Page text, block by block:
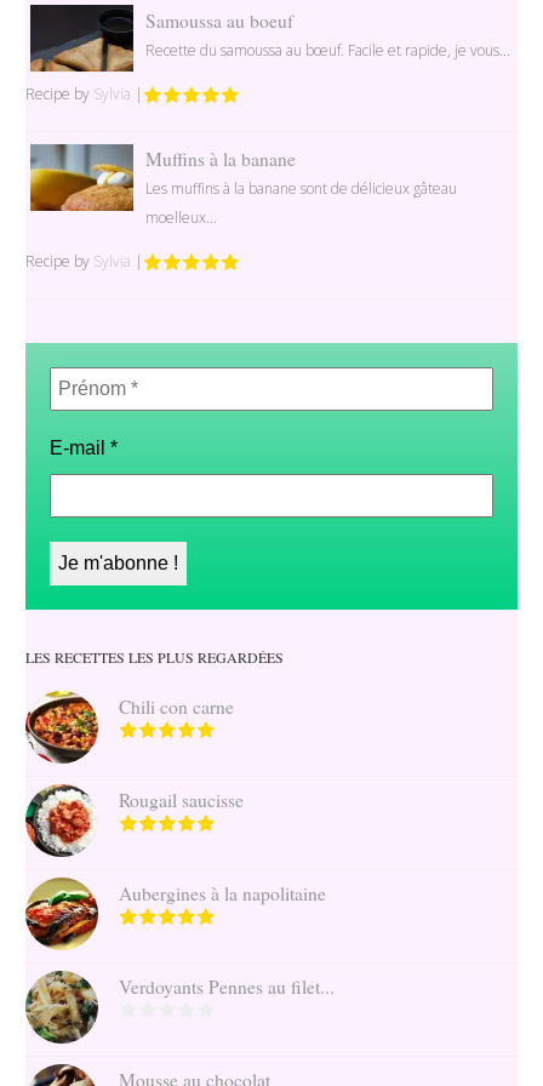
Samoussa au boeuf
Recette du samoussa au bœuf. Facile et rapide, je vous...
Recipe by Sylvia |
Muffins à la banane
Les muffins à la banane sont de délicieux gâteau
moelleux...
Recipe by Sylvia |
E-mail*
LES RECETTES LES PLUS REGARDÉES
Chili con carne
Rougail saucisse
Aubergines à la napolitaine
Verdoyants Pennes au filet...
Mousse au chocolat